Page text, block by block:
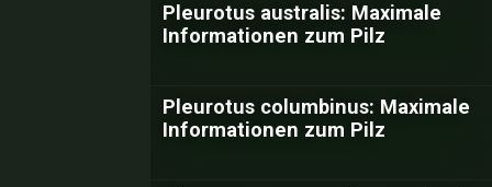
Pleurotus australis: Maximale
Informationen zum Pilz
Pleurotus columbinus: Maximale
Informationen zum Pilz